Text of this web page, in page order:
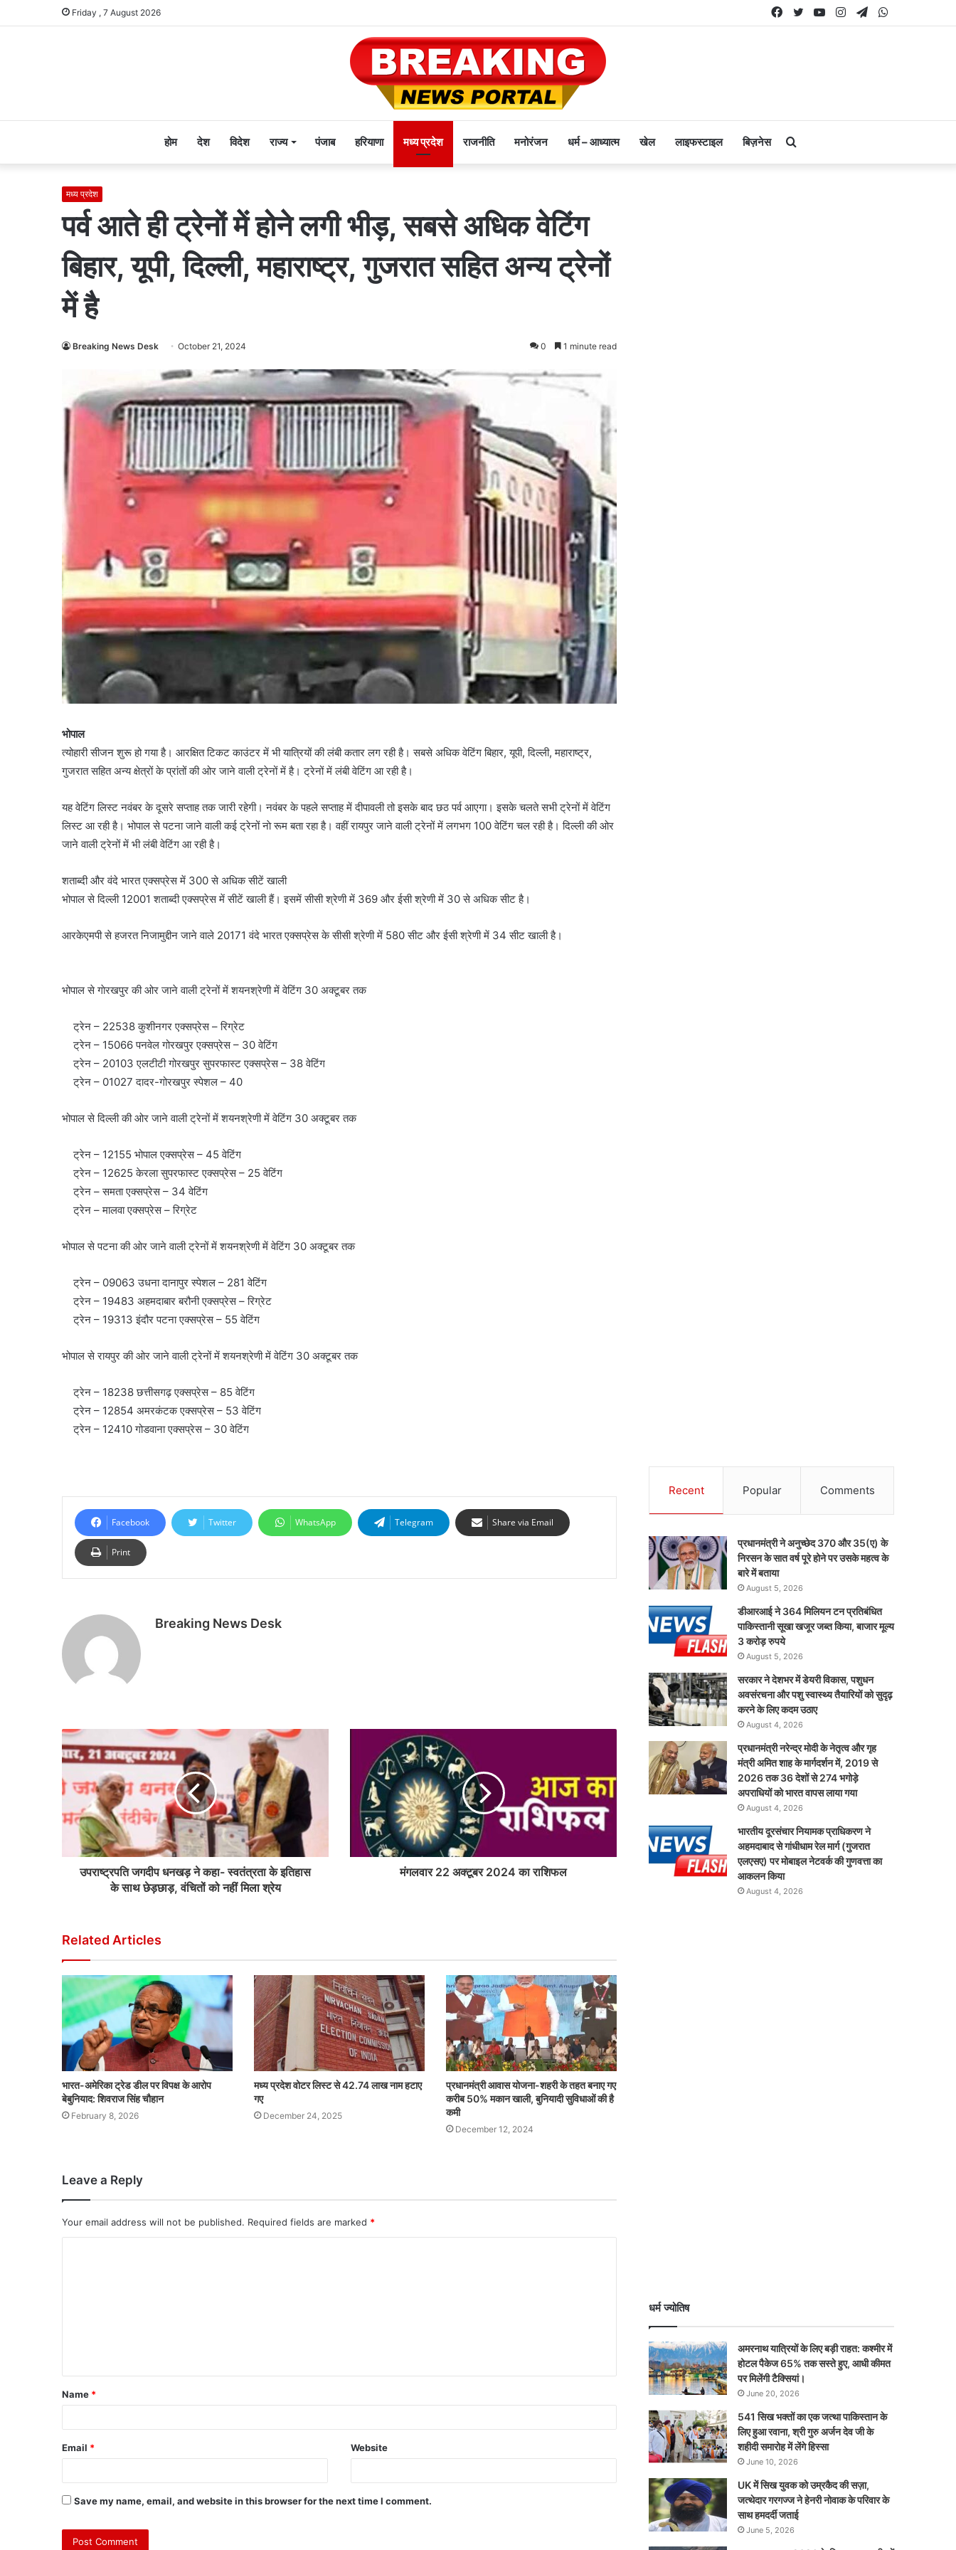
Friday , 7 August 2026 Telegram
Instagram
YouTube
Twitter
Facebook
होम देश विदेश राज्य पंजाब हरियाणा मध्य प्रदेश राजनीति मनोरंजन धर्म – आध्यात्म खेल लाइफस्टाइल बिज़नेस
मध्य प्रदेश
पर्व आते ही ट्रेनों में होने लगी भीड़, सबसे अधिक वेटिंग
बिहार, यूपी, दिल्ली, महाराष्ट्र, गुजरात सहित अन्य ट्रेनों
में है
Breaking News Desk October 21, 2024 0 1 minute read
भोपाल
त्योहारी सीजन शुरू हो गया है। आरक्षित टिकट काउंटर में भी यात्रियों की लंबी कतार लग रही है। सबसे अधिक वेटिंग बिहार, यूपी, दिल्ली, महाराष्ट्र,
गुजरात सहित अन्य क्षेत्रों के प्रांतों की ओर जाने वाली ट्रेनों में है। ट्रेनों में लंबी वेटिंग आ रही है।
यह वेटिंग लिस्ट नवंबर के दूसरे सप्ताह तक जारी रहेगी। नवंबर के पहले सप्ताह में दीपावली तो इसके बाद छठ पर्व आएगा। इसके चलते सभी ट्रेनों में वेटिंग
लिस्ट आ रही है। भोपाल से पटना जाने वाली कई ट्रेनों नाे रूम बता रहा है। वहीं रायपुर जाने वाली ट्रेनों में लगभग 100 वेटिंग चल रही है। दिल्ली की ओर
जाने वाली ट्रेनों में भी लंबी वेटिंग आ रही है।
शताब्दी और वंदे भारत एक्सप्रेस में 300 से अधिक सीटें खाली
भोपाल से दिल्ली 12001 शताब्दी एक्सप्रेस में सीटें खाली हैं। इसमें सीसी श्रेणी में 369 और ईसी श्रेणी में 30 से अधिक सीट है।
आरकेएमपी से हजरत निजामुद्दीन जाने वाले 20171 वंदे भारत एक्सप्रेस के सीसी श्रेणी में 580 सीट और ईसी श्रेणी में 34 सीट खाली है।
भोपाल से गाेरखपुर की ओर जाने वाली ट्रेनों में शयनश्रेणी में वेटिंग 30 अक्टूबर तक
ट्रेन – 22538 कुशीनगर एक्सप्रेस – रिग्रेट
ट्रेन – 15066 पनवेल गोरखपुर एक्सप्रेस – 30 वेटिंग
ट्रेन – 20103 एलटीटी गोरखपुर सुपरफास्ट एक्सप्रेस – 38 वेटिंग
ट्रेन – 01027 दादर-गोरखपुर स्पेशल – 40
भोपाल से दिल्ली की ओर जाने वाली ट्रेनों में शयनश्रेणी में वेटिंग 30 अक्टूबर तक
ट्रेन – 12155 भोपाल एक्सप्रेस – 45 वेटिंग
ट्रेन – 12625 केरला सुपरफास्ट एक्सप्रेस – 25 वेटिंग
ट्रेन – समता एक्सप्रेस – 34 वेटिंग
ट्रेन – मालवा एक्सप्रेस – रिग्रेट
भोपाल से पटना की ओर जाने वाली ट्रेनों में शयनश्रेणी में वेटिंग 30 अक्टूबर तक
ट्रेन – 09063 उधना दानापुर स्पेशल – 281 वेटिंग
ट्रेन – 19483 अहमदाबार बरौनी एक्सप्रेस – रिग्रेट
ट्रेन – 19313 इंदौर पटना एक्सप्रेस – 55 वेटिंग
भोपाल से रायपुर की ओर जाने वाली ट्रेनों में शयनश्रेणी में वेटिंग 30 अक्टूबर तक
ट्रेन – 18238 छत्तीसगढ़ एक्सप्रेस – 85 वेटिंग
ट्रेन – 12854 अमरकंटक एक्सप्रेस – 53 वेटिंग
ट्रेन – 12410 गोडवाना एक्सप्रेस – 30 वेटिंग
Facebook Twitter WhatsApp Telegram Share via Email
Print
Breaking News Desk
उपराष्ट्रपति जगदीप धनखड़ ने कहा- स्वतंत्रता के इतिहास
के साथ छेड़छाड़, वंचितों को नहीं मिला श्रेय
मंगलवार 22 अक्टूबर 2024 का राशिफल
Related Articles
भारत-अमेरिका ट्रेड डील पर विपक्ष के आरोप
बेबुनियाद: शिवराज सिंह चौहान
February 8, 2026
मध्य प्रदेश वोटर लिस्ट से 42.74 लाख नाम हटाए
गए
December 24, 2025
प्रधानमंत्री आवास योजना-शहरी के तहत बनाए गए
करीब 50% मकान खाली, बुनियादी सुविधाओं की है
कमी
December 12, 2024
Leave a Reply
Your email address will not be published. Required fields are marked *
Name *
Email * Website
Save my name, email, and website in this browser for the next time I comment.
Recent Popular Comments
प्रधानमंत्री ने अनुच्छेद 370 और 35(ए) के
निरसन के सात वर्ष पूरे होने पर उसके महत्व के
बारे में बताया
August 5, 2026
डीआरआई ने 364 मिलियन टन प्रतिबंधित
पाकिस्तानी सूखा खजूर जब्त किया, बाजार मूल्य
3 करोड़ रुपये
August 5, 2026
सरकार ने देशभर में डेयरी विकास, पशुधन
अवसंरचना और पशु स्वास्थ्य तैयारियों को सुदृढ़
करने के लिए कदम उठाए
August 4, 2026
प्रधानमंत्री नरेन्द्र मोदी के नेतृत्व और गृह
मंत्री अमित शाह के मार्गदर्शन में, 2019 से
2026 तक 36 देशों से 274 भगोड़े
अपराधियों को भारत वापस लाया गया
August 4, 2026
भारतीय दूरसंचार नियामक प्राधिकरण ने
अहमदाबाद से गांधीधाम रेल मार्ग (गुजरात
एलएसए) पर मोबाइल नेटवर्क की गुणवत्ता का
आकलन किया
August 4, 2026
धर्म ज्योतिष
अमरनाथ यात्रियों के लिए बड़ी राहत: कश्मीर में
होटल पैकेज 65% तक सस्ते हुए, आधी कीमत
पर मिलेंगी टैक्सियां।
June 20, 2026
541 सिख भक्तों का एक जत्था पाकिस्तान के
लिए हुआ रवाना, श्री गुरु अर्जन देव जी के
शहीदी समारोह में लेंगे हिस्सा
June 10, 2026
UK में सिख युवक को उम्रकैद की सज़ा,
जत्थेदार गरगज्ज ने हेनरी नोवाक के परिवार के
साथ हमदर्दी जताई
June 5, 2026